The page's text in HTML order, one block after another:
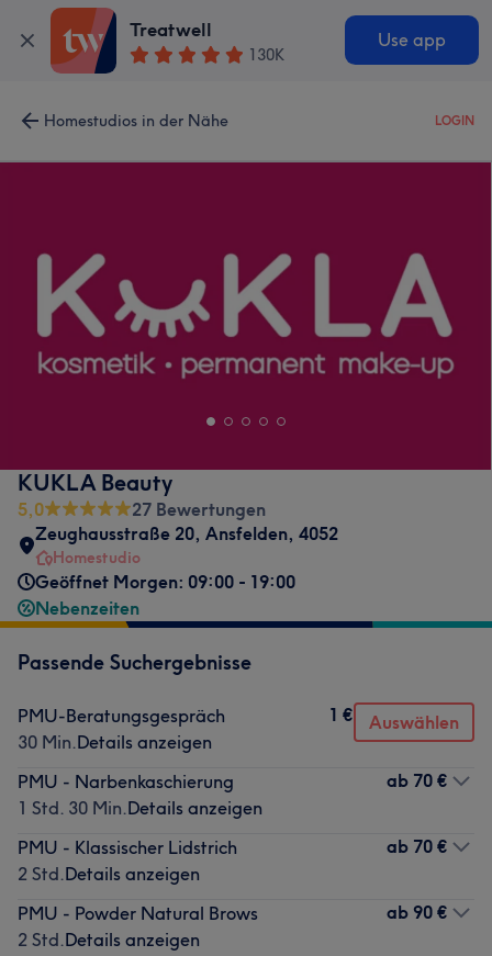
Treatwell
130K
Use app
Homestudios in der Nähe LOGIN
KUKLA Beauty
5,0
27 Bewertungen
Zeughausstraße 20, Ansfelden, 4052
Homestudio
Geöffnet Morgen: 09:00 - 19:00
Nebenzeiten
Passende Suchergebnisse
PMU-Beratungsgespräch
30 Min.Details anzeigen
1 € Auswählen
PMU - Narbenkaschierung
1 Std. 30 Min.Details anzeigen
ab 70 €
PMU - Klassischer Lidstrich
2 Std.Details anzeigen
ab 70 €
PMU - Powder Natural Brows
2 Std.Details anzeigen
ab 90 €